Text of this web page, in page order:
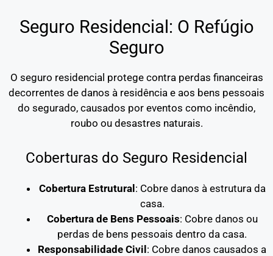
Seguro Residencial: O Refúgio
Seguro
O seguro residencial protege contra perdas financeiras
decorrentes de danos à residência e aos bens pessoais
do segurado, causados por eventos como incêndio,
roubo ou desastres naturais.
Coberturas do Seguro Residencial
Cobertura Estrutural: Cobre danos à estrutura da
casa.
Cobertura de Bens Pessoais: Cobre danos ou
perdas de bens pessoais dentro da casa.
Responsabilidade Civil: Cobre danos causados a